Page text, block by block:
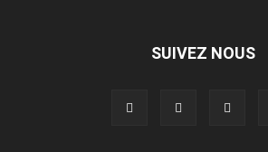
SUIVEZ NOUS